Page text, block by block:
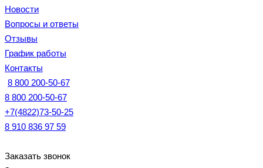
Новости
Вопросы и ответы
Отзывы
График работы
Контакты
8 800 200-50-67
8 800 200-50-67
+7(4822)73-50-25
8 910 836 97 59
Заказать звонок